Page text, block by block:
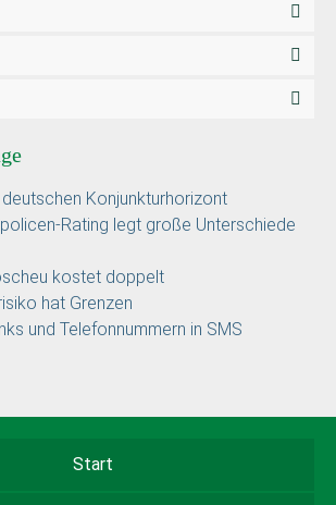
Konjunkturhorizont
Rating legt große Unterschiede
kostet doppelt
hat Grenzen
und Telefonnummern in SMS
Start